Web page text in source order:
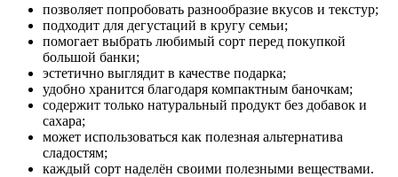
позволяет попробовать разнообразие вкусов и текстур;
подходит для дегустаций в кругу семьи;
помогает выбрать любимый сорт перед покупкой
большой банки;
эстетично выглядит в качестве подарка;
удобно хранится благодаря компактным баночкам;
содержит только натуральный продукт без добавок и
сахара;
может использоваться как полезная альтернатива
сладостям;
каждый сорт наделён своими полезными веществами.